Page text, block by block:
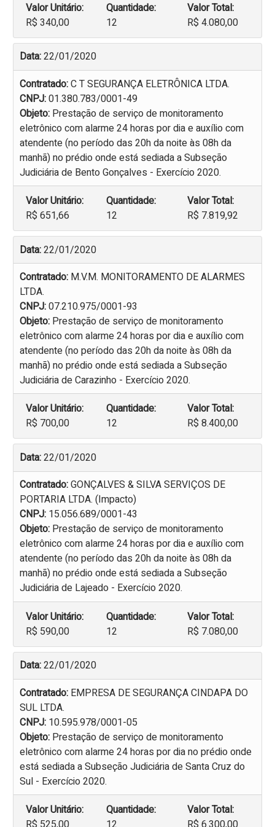
Valor Unitário:
R$ 340,00
Quantidade:
12
Valor Total:
R$ 4.080,00
Data:22/01/2020
Contratado:C T SEGURANÇA ELETRÔNICA LTDA.
CNPJ:01.380.783/0001-49
Objeto: Prestação de serviço de monitoramento
eletrônico com alarme 24 horas por dia e auxílio com
atendente (no período das 20h da noite às 08h da
manhã) no prédio onde está sediada a Subseção
Judiciária de Bento Gonçalves - Exercício 2020.
Valor Unitário:
R$ 651,66
Quantidade:
12
Valor Total:
R$ 7.819,92
Data:22/01/2020
Contratado: M.V.M. MONITORAMENTO DE ALARMES
LTDA.
CNPJ:07.210.975/0001-93
Objeto: Prestação de serviço de monitoramento
eletrônico com alarme 24 horas por dia e auxílio com
atendente (no período das 20h da noite às 08h da
manhã) no prédio onde está sediada a Subseção
Judiciária de Carazinho - Exercício 2020.
Valor Unitário:
R$ 700,00
Quantidade:
12
Valor Total:
R$ 8.400,00
Data:22/01/2020
Contratado:GONÇALVES & SILVA SERVIÇOS DE
PORTARIA LTDA. (Impacto)
CNPJ: 15.056.689/0001-43
Objeto: Prestação de serviço de monitoramento
eletrônico com alarme 24 horas por dia e auxílio com
atendente (no período das 20h da noite às 08h da
manhã) no prédio onde está sediada a Subseção
Judiciária de Lajeado - Exercício 2020.
Valor Unitário:
R$ 590,00
Quantidade:
12
Valor Total:
R$ 7.080,00
Data:22/01/2020
Contratado: EMPRESA DE SEGURANÇA CINDAPA DO
SUL LTDA.
CNPJ: 10.595.978/0001-05
Objeto: Prestação de serviço de monitoramento
eletrônico com alarme 24 horas por dia no prédio onde
está sediada a Subseção Judiciária de Santa Cruz do
Sul - Exercício 2020.
Valor Unitário:
Quantidade:
Valor Total: